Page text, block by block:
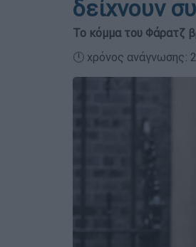
δείχνουν
Το κόμμα του Φάρατζ
🕛 χρόνος